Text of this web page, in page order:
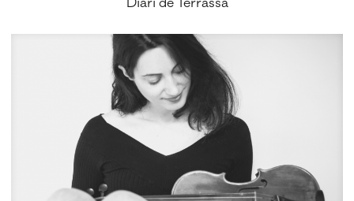
Diari de Terrassa